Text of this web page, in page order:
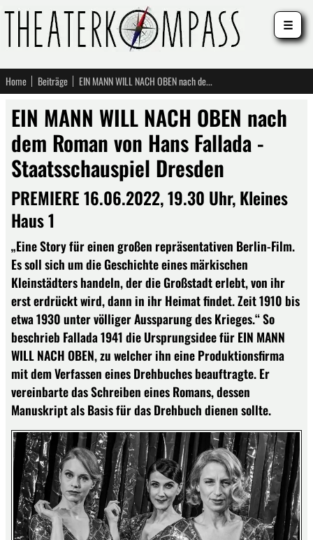
Home Beiträge EIN MANN WILL NACH OBEN nach dem Roman von Hans Fallada - Staatsschauspiel Dresden
EIN MANN WILL NACH OBEN nach
dem Roman von Hans Fallada -
Staatsschauspiel Dresden
PREMIERE 16.06.2022, 19.30 Uhr, Kleines
Haus 1
„Eine Story für einen großen repräsentativen Berlin-Film.
Es soll sich um die Geschichte eines märkischen
Kleinstädters handeln, der die Großstadt erlebt, von ihr
erst erdrückt wird, dann in ihr Heimat findet. Zeit 1910 bis
etwa 1930 unter völliger Aussparung des Krieges.“ So
beschrieb Fallada 1941 die Ursprungsidee für EIN MANN
WILL NACH OBEN, zu welcher ihn eine Produktionsfirma
mit dem Verfassen eines Drehbuches beauftragte. Er
vereinbarte das Schreiben eines Romans, dessen
Manuskript als Basis für das Drehbuch dienen sollte.
☰